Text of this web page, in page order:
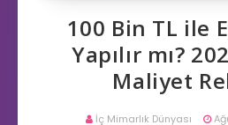
100 Bin TL ile
Yapılır mı?
Maliyet
İç Mimarlık Dünyası